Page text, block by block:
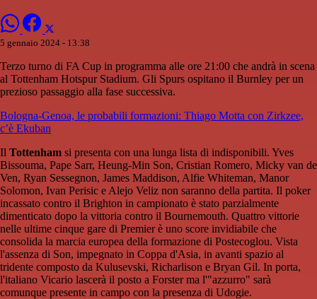
5 gennaio 2024 - 13:38
Terzo turno di FA Cup in programma alle ore 21:00 che andrà in scena
al Tottenham Hotspur Stadium. Gli Spurs ospitano il Burnley per un
prezioso passaggio alla fase successiva.
Bologna-Genoa, le probabili formazioni: Thiago Motta con Zirkzee,
c’è Ekuban
Il Tottenham si presenta con una lunga lista di indisponibili. Yves
Bissouma, Pape Sarr, Heung-Min Son, Cristian Romero, Micky van de
Ven, Ryan Sessegnon, James Maddison, Alfie Whiteman, Manor
Solomon, Ivan Perisic e Alejo Veliz non saranno della partita. Il poker
incassato contro il Brighton in campionato è stato parzialmente
dimenticato dopo la vittoria contro il Bournemouth. Quattro vittorie
nelle ultime cinque gare di Premier è uno score invidiabile che
consolida la marcia europea della formazione di Postecoglou. Vista
l'assenza di Son, impegnato in Coppa d'Asia, in avanti spazio al
tridente composto da Kulusevski, Richarlison e Bryan Gil. In porta,
l'italiano Vicario lascerà il posto a Forster ma l'"azzurro" sarà
comunque presente in campo con la presenza di Udogie.